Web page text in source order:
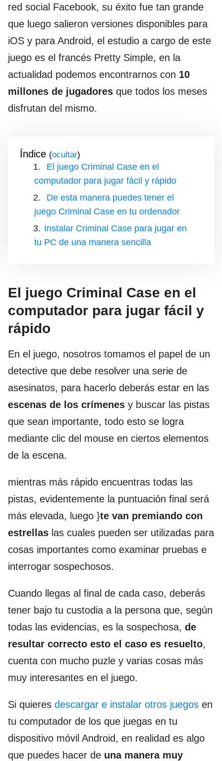
red social Facebook, su éxito fue tan grande
que luego salieron versiones disponibles para
iOS y para Android, el estudio a cargo de este
juego es el francés Pretty Simple, en la
actualidad podemos encontrarnos con 10
millones de jugadores que todos los meses
disfrutan del mismo.
Índice ( )
El juego Criminal Case en el
computador para jugar fácil y rápido
De esta manera puedes tener el
juego Criminal Case en tu ordenador
Instalar Criminal Case para jugar en
tu PC de una manera sencilla
El juego Criminal Case en el
computador para jugar fácil y
rápido
En el juego, nosotros tomamos el papel de un
detective que debe resolver una serie de
asesinatos, para hacerlo deberás estar en las
escenas de los crímenes y buscar las pistas
que sean importante, todo esto se logra
mediante clic del mouse en ciertos elementos
de la escena.
mientras más rápido encuentras todas las
pistas, evidentemente la puntuación final será
más elevada, luego }te van premiando con
estrellas las cuales pueden ser utilizadas para
cosas importantes como examinar pruebas e
interrogar sospechosos.
Cuando llegas al final de cada caso, deberás
tener bajo tu custodia a la persona que, según
todas las evidencias, es la sospechosa, de
resultar correcto esto el caso es resuelto,
cuenta con mucho puzle y varias cosas más
muy interesantes en el juego.
Si quieres descargar e instalar otros juegos en
tu computador de los que juegas en tu
dispositivo móvil Android, en realidad es algo
que puedes hacer de una manera muy